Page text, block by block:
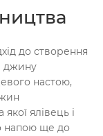
до створення
джину
настою,
ялівець і
напою ще до